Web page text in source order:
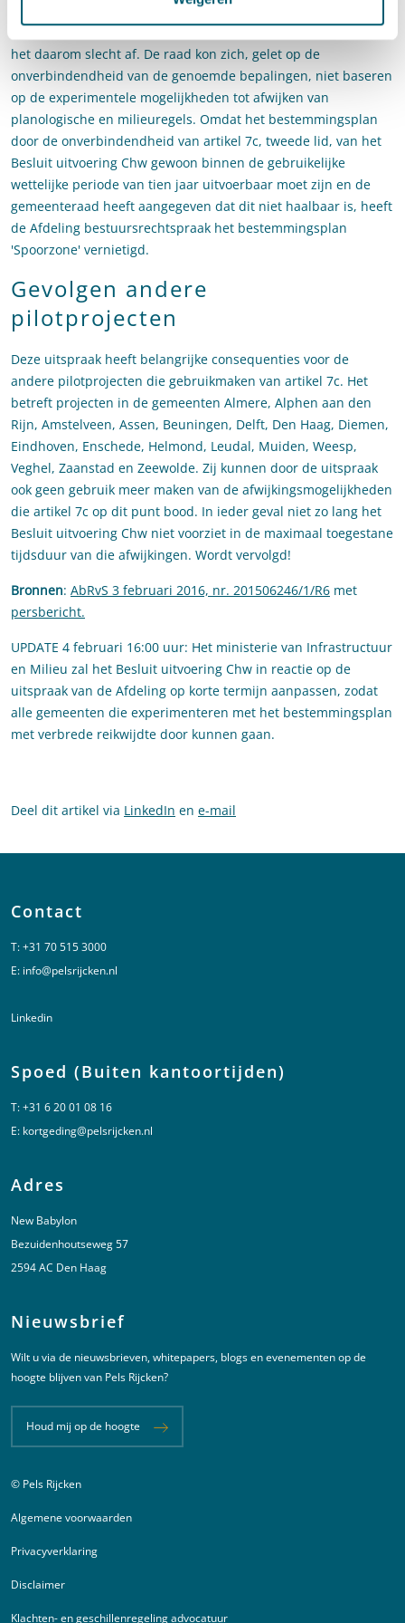
het daarom slecht af. De raad kon zich, gelet op de
onverbindendheid van de genoemde bepalingen, niet baseren
op de experimentele mogelijkheden tot afwijken van
planologische en milieuregels. Omdat het bestemmingsplan
door de onverbindendheid van artikel 7c, tweede lid, van het
Besluit uitvoering Chw gewoon binnen de gebruikelijke
wettelijke periode van tien jaar uitvoerbaar moet zijn en de
gemeenteraad heeft aangegeven dat dit niet haalbaar is, heeft
de Afdeling bestuursrechtspraak het bestemmingsplan
'Spoorzone' vernietigd.
Gevolgen andere
pilotprojecten
Deze uitspraak heeft belangrijke consequenties voor de
andere pilotprojecten die gebruikmaken van artikel 7c. Het
betreft projecten in de gemeenten Almere, Alphen aan den
Rijn, Amstelveen, Assen, Beuningen, Delft, Den Haag, Diemen,
Eindhoven, Enschede, Helmond, Leudal, Muiden, Weesp,
Veghel, Zaanstad en Zeewolde. Zij kunnen door de uitspraak
ook geen gebruik meer maken van de afwijkingsmogelijkheden
die artikel 7c op dit punt bood. In ieder geval niet zo lang het
Besluit uitvoering Chw niet voorziet in de maximaal toegestane
tijdsduur van die afwijkingen. Wordt vervolgd!
Bronnen: AbRvS 3 februari 2016, nr. 201506246/1/R6 met
persbericht.
UPDATE 4 februari 16:00 uur: Het ministerie van Infrastructuur
en Milieu zal het Besluit uitvoering Chw in reactie op de
uitspraak van de Afdeling op korte termijn aanpassen, zodat
alle gemeenten die experimenteren met het bestemmingsplan
met verbrede reikwijdte door kunnen gaan.
Deel dit artikel via LinkedIn en e-mail
Contact
T:+31 70 515 3000
E: info@pelsrijcken.nl
Linkedin
Spoed (Buiten kantoortijden)
T:+31 6 20 01 08 16
E: kortgeding@pelsrijcken.nl
Adres
New Babylon
Bezuidenhoutseweg 57
2594 AC Den Haag
Nieuwsbrief
Wilt u via de nieuwsbrieven, whitepapers, blogs en evenementen op de
hoogte blijven van Pels Rijcken?
Houd mij op de hoogte
Juridische informatie
© Pels Rijcken
Algemene voorwaarden
Privacyverklaring
Disclaimer
Klachten- en geschillenregeling advocatuur